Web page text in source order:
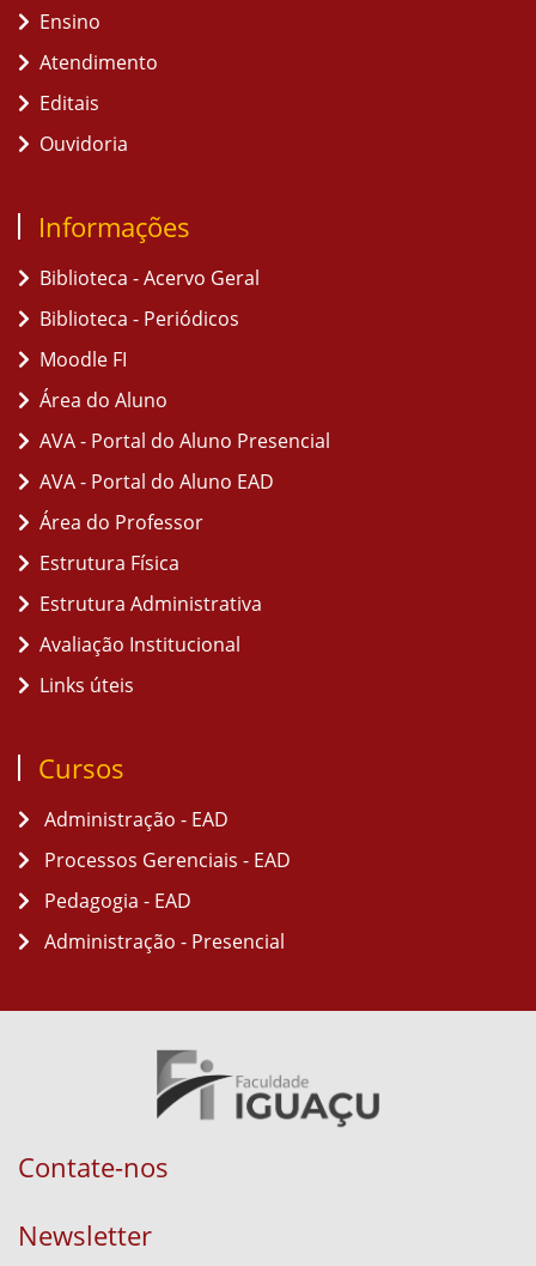
Ensino
Atendimento
Editais
Ouvidoria
Informações
Biblioteca - Acervo Geral
Biblioteca - Periódicos
Moodle FI
Área do Aluno
AVA - Portal do Aluno Presencial
AVA - Portal do Aluno EAD
Área do Professor
Estrutura Física
Estrutura Administrativa
Avaliação Institucional
Links úteis
Cursos
Administração - EAD
Processos Gerenciais - EAD
Pedagogia - EAD
Administração - Presencial
Contate-nos
Newsletter